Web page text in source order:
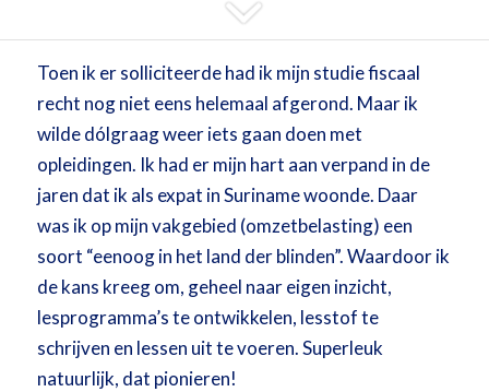
Toen ik er solliciteerde had ik mijn studie fiscaal
recht nog niet eens helemaal afgerond. Maar ik
wilde dólgraag weer iets gaan doen met
opleidingen. Ik had er mijn hart aan verpand in de
jaren dat ik als expat in Suriname woonde. Daar
was ik op mijn vakgebied (omzetbelasting) een
soort “eenoog in het land der blinden”. Waardoor ik
de kans kreeg om, geheel naar eigen inzicht,
lesprogramma’s te ontwikkelen, lesstof te
schrijven en lessen uit te voeren. Superleuk
natuurlijk, dat pionieren!